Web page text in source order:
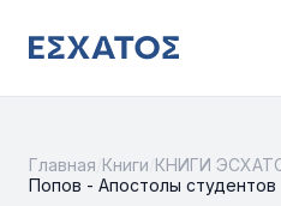
Главная Книги КНИГИ
Попов - Апостолы студентов